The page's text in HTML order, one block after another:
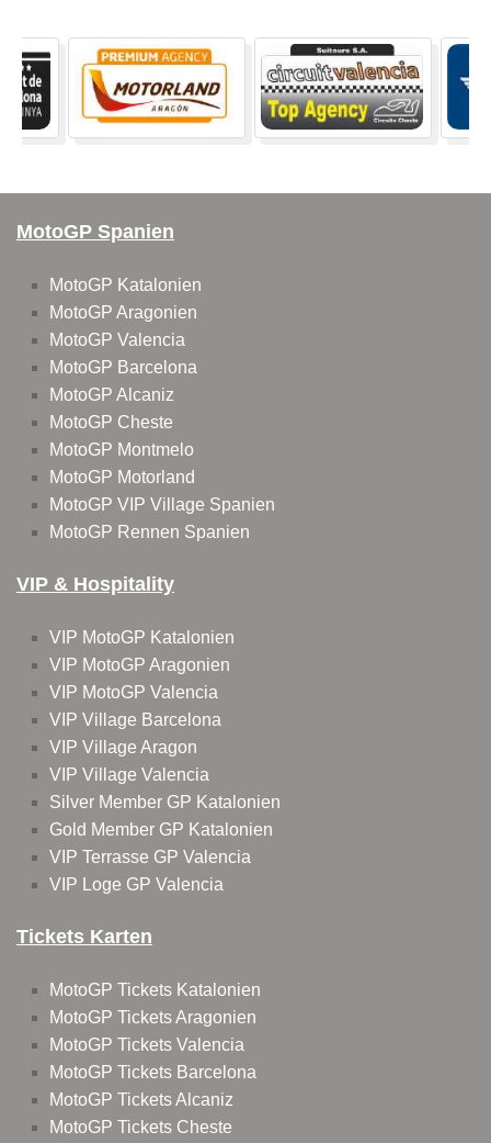
MotoGP Spanien
MotoGP Katalonien
MotoGP Aragonien
MotoGP Valencia
MotoGP Barcelona
MotoGP Alcaniz
MotoGP Cheste
MotoGP Montmelo
MotoGP Motorland
MotoGP VIP Village Spanien
MotoGP Rennen Spanien
VIP & Hospitality
VIP MotoGP Katalonien
VIP MotoGP Aragonien
VIP MotoGP Valencia
VIP Village Barcelona
VIP Village Aragon
VIP Village Valencia
Silver Member GP Katalonien
Gold Member GP Katalonien
VIP Terrasse GP Valencia
VIP Loge GP Valencia
Tickets Karten
MotoGP Tickets Katalonien
MotoGP Tickets Aragonien
MotoGP Tickets Valencia
MotoGP Tickets Barcelona
MotoGP Tickets Alcaniz
MotoGP Tickets Cheste